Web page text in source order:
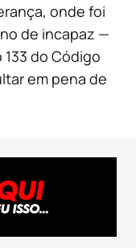
onde foi
de incapaz —
do Código
em pena de